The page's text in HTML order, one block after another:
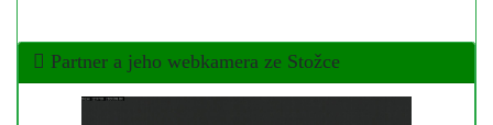
Partner a jeho webkamera ze Stožce